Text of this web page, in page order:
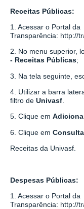
Receitas Públicas:
1. Acessar o Portal da
Transparência: http://
2. No menu superior,
- Receitas Públicas;
3. Na tela seguinte,
4. Utilizar a barra
filtro de Univasf
5. Clique em
6. Clique em
Receitas da Univasf.
Despesas Públicas:
1. Acessar o Portal da
Transparência: http://